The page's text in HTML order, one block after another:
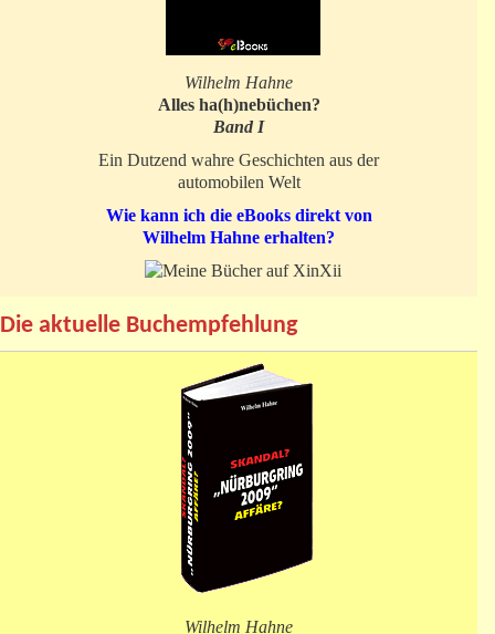
Wilhelm Hahne
Alles ha(h)nebüchen?
Band I
Ein Dutzend wahre Geschichten aus der
automobilen Welt
Wie kann ich die eBooks direkt von
Wilhelm Hahne erhalten?
Die aktuelle Buchempfehlung
Wilhelm Hahne